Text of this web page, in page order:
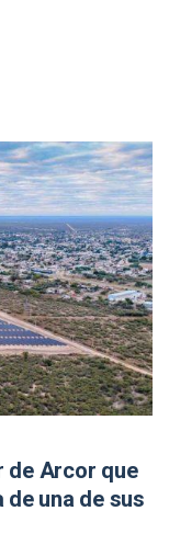
de Arcor que
de una de sus